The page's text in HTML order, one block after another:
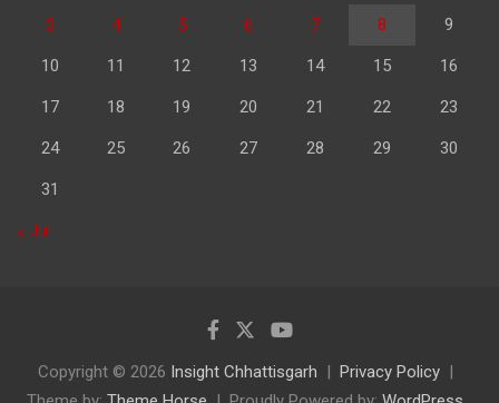
3 4 5 6 7 8 9
10 11 12 13 14 15 16
17 18 19 20 21 22 23
24 25 26 27 28 29 30
31
« Jul
Copyright © 2026 Insight Chhattisgarh
Privacy Policy